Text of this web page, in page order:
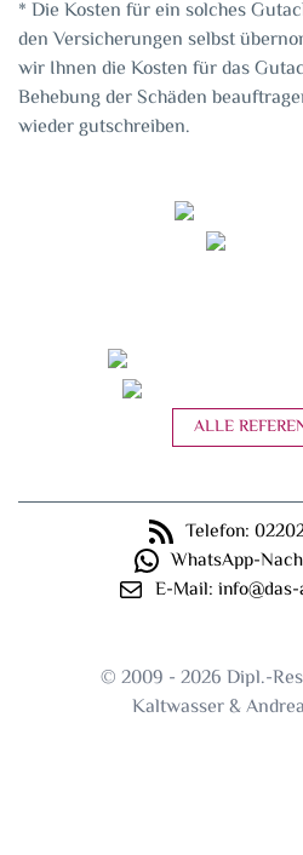
und farbliche Anpassung)
* Die Kosten für ein solches
den Versicherungen selbst
wir Ihnen die Kosten für das
Behebung der Schäden
wieder gutschreiben.
Telefon:
WhatsApp-
E-Mail:
© 2009 - 2026 Dipl.-
Kaltwasser &